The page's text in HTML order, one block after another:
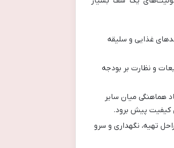
غذایی و سلیقه
و نظارت بر بودجه
هماهنگی میان سایر
کیفیت پیش برود.
تهیه، نگهداری و سرو